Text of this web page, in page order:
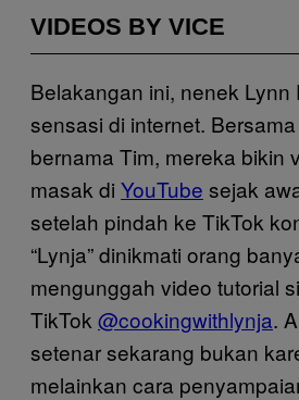
VIDEOS BY VICE
Belakangan ini, nenek Lynn
sensasi di internet.
bernama Tim, mereka bikin
masak di YouTube sejak
setelah pindah ke TikTok
“Lynja” dinikmati orang
mengunggah video tutorial
TikTok @cookingwithlynja.
setenar sekarang bukan
melainkan cara